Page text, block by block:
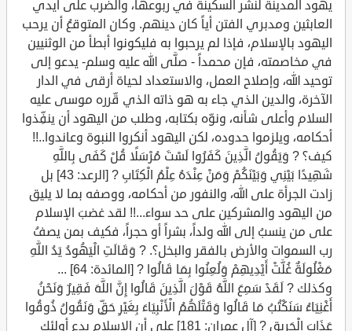
يهود المدينة لنشر السكينة في ربوعها، والضرب على أيدي
العابثين ومدبري الفتن أياً كان دينهم. وكان المتوقعُ أن يرحب
اليهود بالإسلام، فإذا لم يرحبوا به فليكونوا أبطأ من الوثنيين
في مخاصمته، فإن محمداً - صلَّى الله عليه وسلم- يدعو إلى
توحيد الله، وإصلاح العمل، والاستعداد لحياة أرقى في الدار
الآخرة، والدين الذي جاء به هو ذاته الذي قّرره موسى عليه
السلام وأعلى شأنه، ونوّه بكتابه، وطلب من اليهود أن ينفِّذوا
أحكامه، ويلزموا حدوده، لكن اليهود أنكروا النبوة وعاندوا..!!
كيف؟ ? وَيَقُولُ الَّذِينَ كَفَرُوا لَسْتَ مُرْسَلًا قُلْ كَفَى بِاللَّهِ
شَهِيدًا بَيْنِي وَبَيْنَكُمْ وَمَنْ عِنْدَهُ عِلْمُ الْكِتَابِ ? [الرعد: 43] بل
زادت الجرأة على الله، والنفور من أحكامه، ووصفه بما لا يليق
من اليهود والمشركين على حد سواء...!! لقد غضبَ الإسلام
على من ينسبُ إلى الله ولداً، بشراً أو حجراً، فكيف بمن يصفُ
رب السموات والأرض بالفقر والبخل؟. ? وَقَالَتِ الْيَهُودُ يَدُ اللَّهِ
مَغْلُولَةٌ غُلَّتْ أَيْدِيهِمْ وَلُعِنُوا بِمَا قَالُوا ? [المائدة: 64] ...
وكذلك ? لَقَدْ سَمِعَ اللَّهُ قَوْلَ الَّذِينَ قَالُوا إِنَّ اللَّهَ فَقِيرٌ وَنَحْنُ
أَغْنِيَاءُ سَنَكْتُبُ مَا قَالُوا وَقَتْلَهُمُ الْأَنْبِيَاءَ بِغَيْرِ حَقٍّ وَنَقُولُ ذُوقُوا
عَذَابَ الْحَرِيقِ ? [آل عمران: 181] على أن الإسلام يدع أولئك